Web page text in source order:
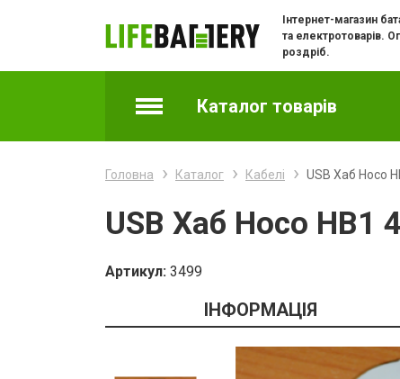
Інтернет-магазин
та електротоварів.
роздріб.
Каталог товарів
Батарейки
Зарядні пристрої
Зарядки та адаптери для телефонів
Головна Каталог Кабелі USB Хаб Hoco
USB Хаб Hoco HB1
Артикул: 3499
ІНФОРМАЦІЯ